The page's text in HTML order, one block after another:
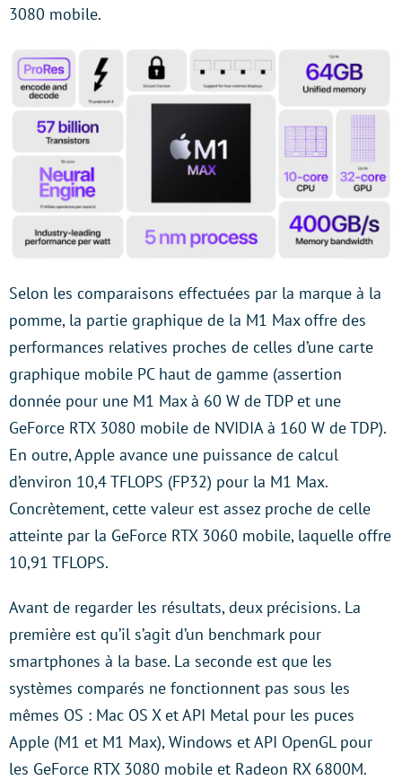
3080 mobile.
Selon les comparaisons effectuées par la marque à la
pomme, la partie graphique de la M1 Max offre des
performances relatives proches de celles d’une carte
graphique mobile PC haut de gamme (assertion
donnée pour une M1 Max à 60 W de TDP et une
GeForce RTX 3080 mobile de NVIDIA à 160 W de TDP).
En outre, Apple avance une puissance de calcul
d’environ 10,4 TFLOPS (FP32) pour la M1 Max.
Concrètement, cette valeur est assez proche de celle
atteinte par la GeForce RTX 3060 mobile, laquelle offre
10,91 TFLOPS.
Avant de regarder les résultats, deux précisions. La
première est qu’il s’agit d’un benchmark pour
smartphones à la base. La seconde est que les
systèmes comparés ne fonctionnent pas sous les
mêmes OS : Mac OS X et API Metal pour les puces
Apple (M1 et M1 Max), Windows et API OpenGL pour
les GeForce RTX 3080 mobile et Radeon RX 6800M.